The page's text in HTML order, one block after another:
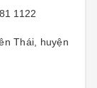
1122
Thái, huyện